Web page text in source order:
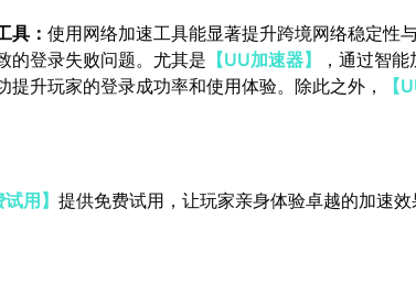
具：使用网络加速工具能显著提升跨境网络稳定性
的登录失败问题。尤其是 【UU加速器】
，通过智
提升玩家的登录成功率和使用体验。除此之外，
【
试用】提供免费试用，让玩家亲身体验卓越的加速效